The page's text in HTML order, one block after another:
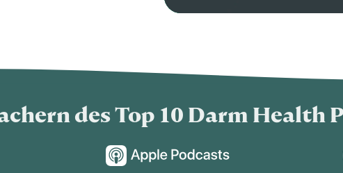
des Top 10 Darm Health